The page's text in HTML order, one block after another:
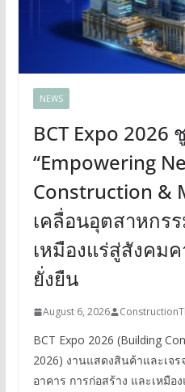
NEWS
BCT Expo 2026
“Empowering
Construction &
เคลื่อนอุตสาหกร
เหมืองแร่สู่สังคม
ยั่งยืน
August 6, 2026
BCT Expo 2026 (Building
2026) งานแสดงสินค้าและเจ
อาคาร การก่อสร้าง และเหมือ